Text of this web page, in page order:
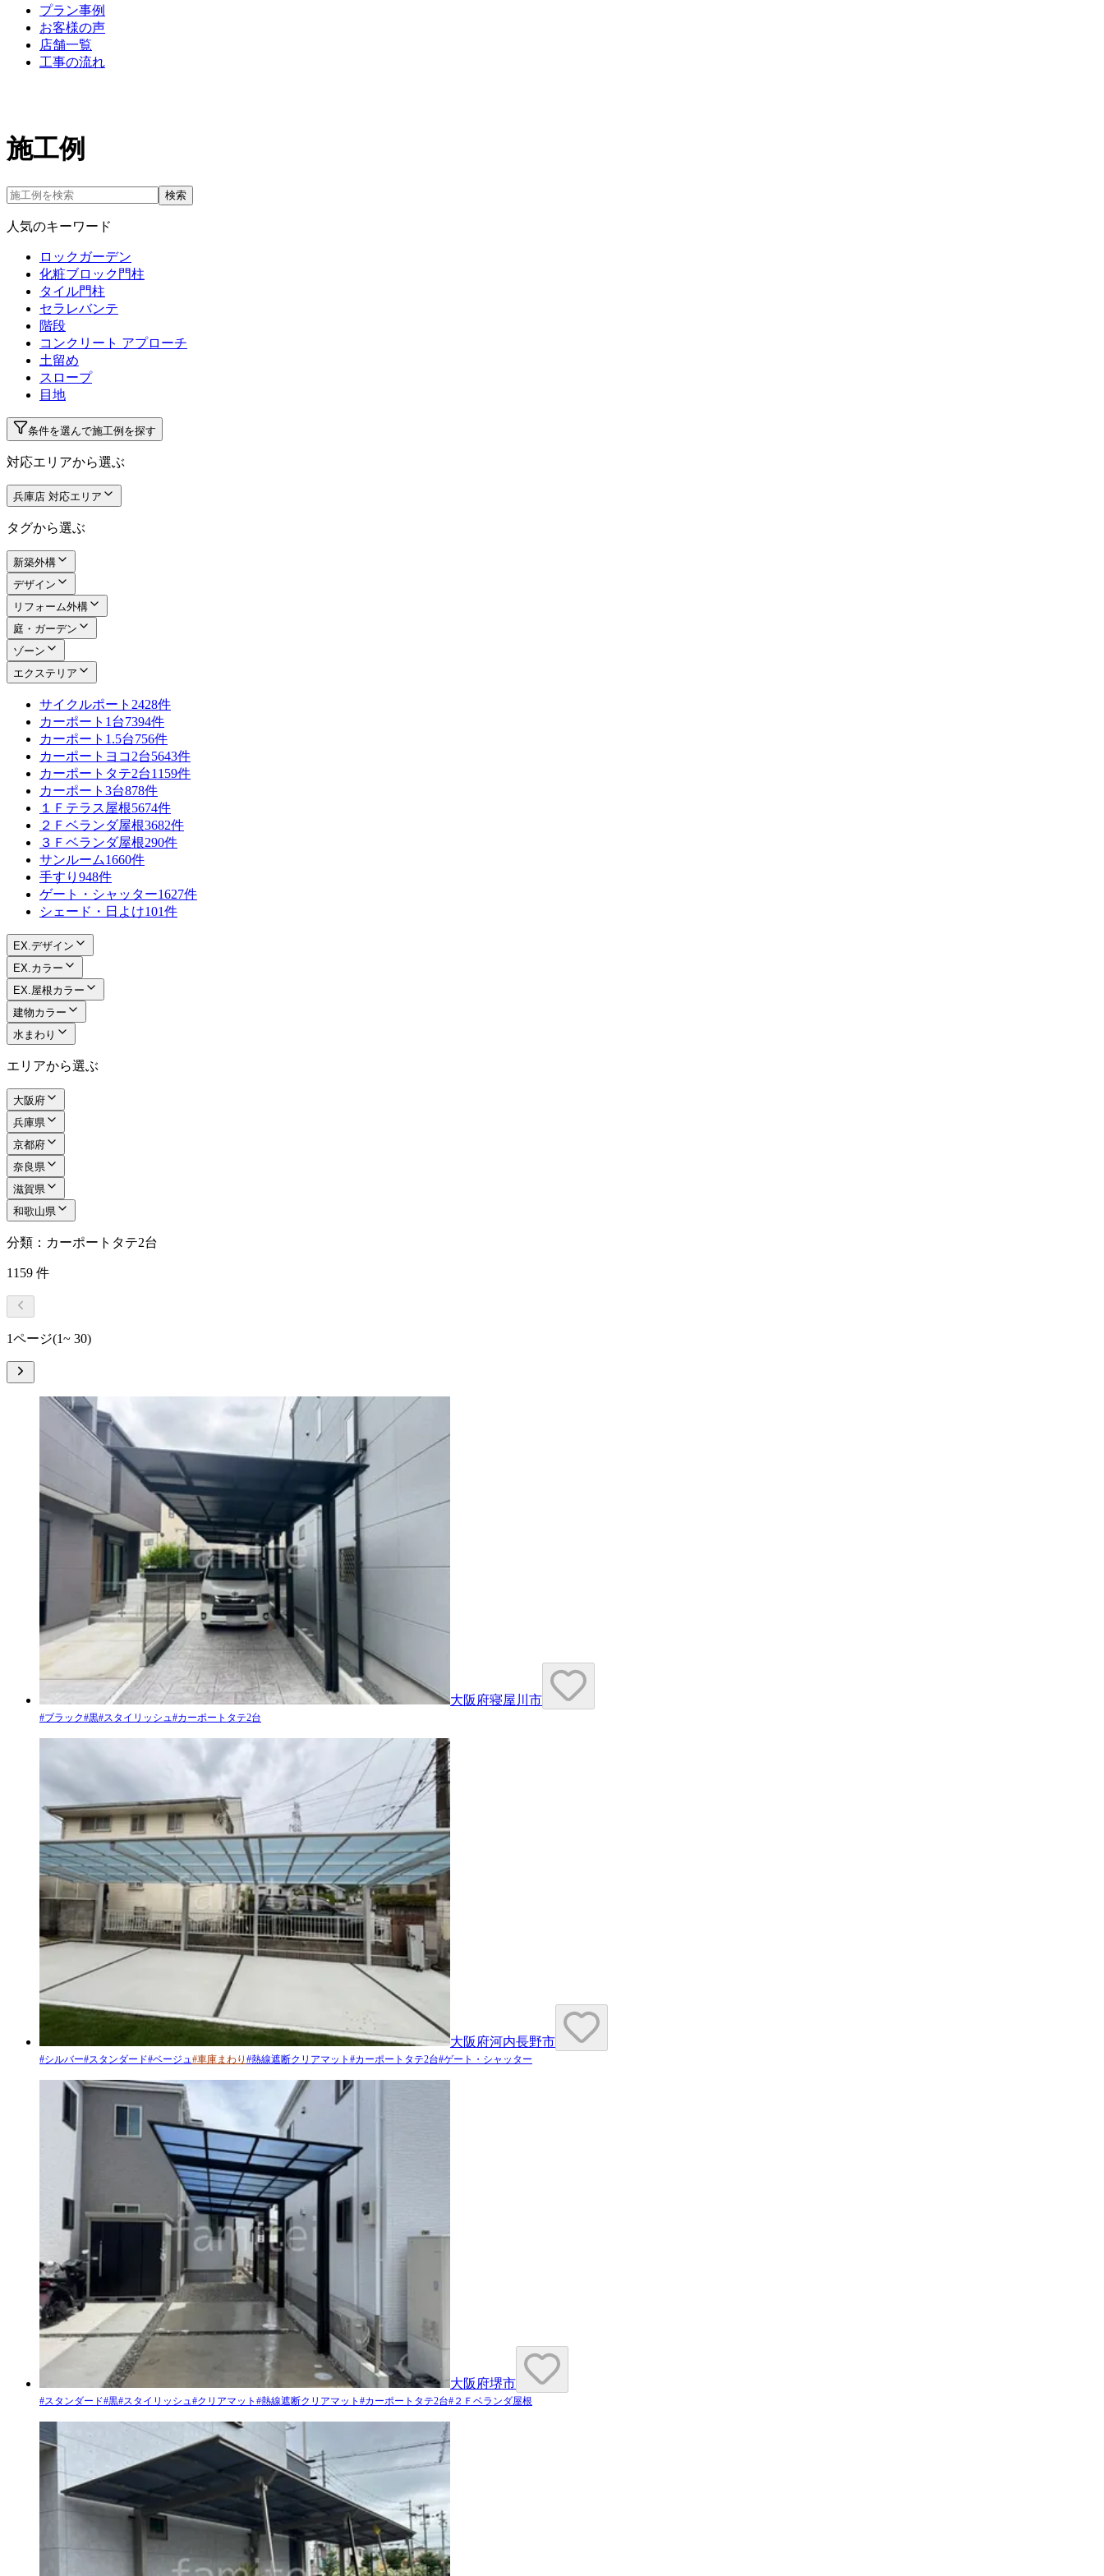
プラン事例
お客様の声
店舗一覧
工事の流れ
施工例
検索
人気のキーワード
ロックガーデン
化粧ブロック門柱
タイル門柱
セラレバンテ
階段
コンクリート アプローチ
土留め
スロープ
目地
条件を選んで施工例を探す
対応エリアから選ぶ
兵庫店 対応エリア
タグから選ぶ
新築外構
デザイン
リフォーム外構
庭・ガーデン
ゾーン
エクステリア
サイクルポート 2428件
カーポート1台7394件
カーポート1.5台756件
カーポートヨコ2台5643件
カーポートタテ2台1159件
カーポート3台878件
１Ｆテラス屋根5674件
２Ｆベランダ屋根3682件
３Ｆベランダ屋根290件
サンルーム1660件
手すり 948件
ゲート・シャッター1627件
シェード・日よけ101件
EX.デザイン
EX.カラー
EX.屋根カラー
建物カラー
水まわり
エリアから選ぶ
大阪府
兵庫県
京都府
奈良県
滋賀県
和歌山県
分類：カーポートタテ2台
1159 件
1ページ(1~ 30)
大阪府寝屋川市
#ブラック#黒#スタイリッシュ#カーポートタテ2台
大阪府河内長野市
#シルバー#スタンダード#ベージュ#車庫まわり #熱線遮断クリアマット #カーポートタテ2台#ゲート・シャッター
大阪府堺市
#スタンダード#黒#スタイリッシュ#クリアマット #熱線遮断クリアマット #カーポートタテ2台# ２Ｆベランダ屋根